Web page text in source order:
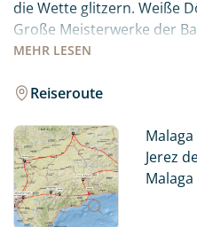
MEHR LESEN
die Wette glitzern. Weiße
Große Meisterwerke der
Cordoba und Sevilla
Andalusiens. Liebliche
mit hohen Berge und
Kulisse wie eine Bühne für
Erfahren Sie Andalusien
Sie dieses wunderschöne
Reiseroute
Jerez
Malaga